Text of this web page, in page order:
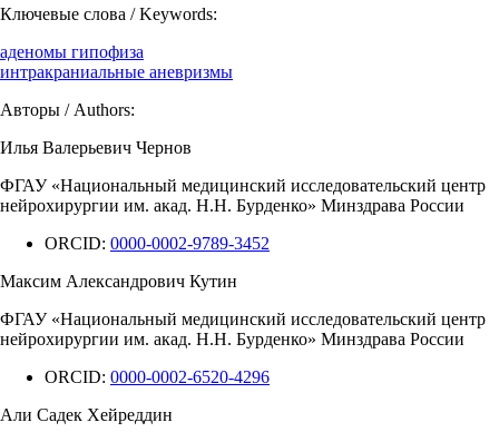
Ключевые слова / Keywords:
аденомы гипофиза
интракраниальные аневризмы
Авторы / Authors:
Илья Валерьевич Чернов
ФГАУ «Национальный медицинский исследовательский центр
нейрохирургии им. акад. Н.Н. Бурденко» Минздрава России
ORCID: 0000-0002-9789-3452
Максим Александрович Кутин
ФГАУ «Национальный медицинский исследовательский центр
нейрохирургии им. акад. Н.Н. Бурденко» Минздрава России
ORCID: 0000-0002-6520-4296
Али Садек Хейреддин